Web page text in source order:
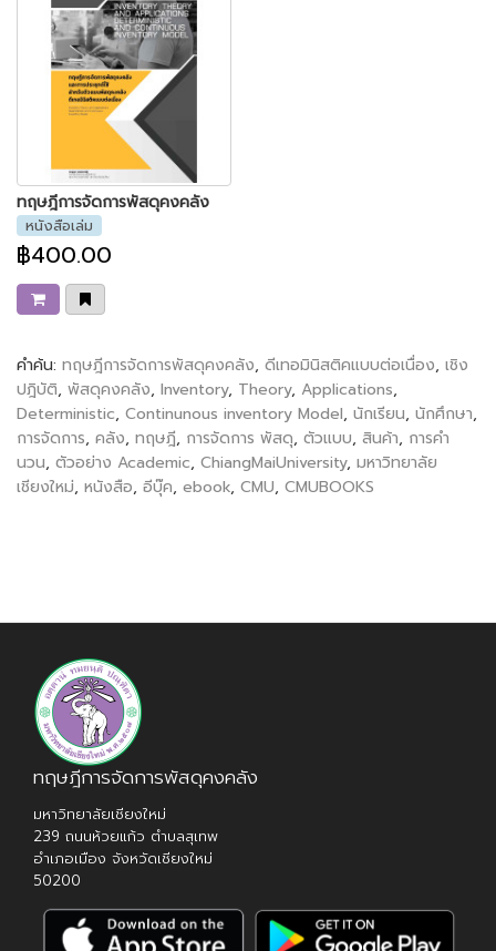
ทฤษฎีการจัดการพัสดุคงคลัง
หนังสือเล่ม
฿400.00
คำค้น: ทฤษฎีการจัดการพัสดุคงคลัง, ดีเทอมินิสติคแบบต่อเนื่อง, เชิง
ปฎิบัติ, พัสดุคงคลัง, Inventory, Theory, Applications,
Deterministic, Continunous inventory Model, นักเรียน, นักศึกษา,
การจัดการ, คลัง, ทฤษฎี, การจัดการ พัสดุ, ตัวแบบ, สินค้า, การคำ
นวน, ตัวอย่าง Academic, ChiangMaiUniversity, มหาวิทยาลัย
เชียงใหม่, หนังสือ, อีบุ๊ค, ebook, CMU, CMUBOOKS
ทฤษฎีการจัดการพัสดุคงคลัง
มหาวิทยาลัยเชียงใหม่
239 ถนนห้วยแก้ว ตำบลสุเทพ
อำเภอเมือง จังหวัดเชียงใหม่
50200